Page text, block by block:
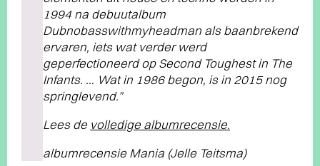
1994 na debuutalbum
Dubnobasswithmyheadman als baanbrekend
ervaren, iets wat verder werd
geperfectioneerd op Second Toughest in The
Infants. … Wat in 1986 begon, is in 2015 nog
springlevend.”
Lees de volledige albumrecensie.
albumrecensie Mania (Jelle Teitsma)